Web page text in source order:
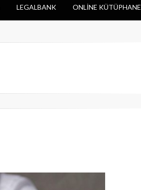
LEGALBANK ONLINE KÜTÜPHANE